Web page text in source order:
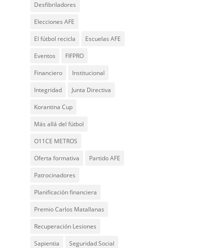
Desfibriladores
Elecciones AFE
El fútbol recicla Escuelas AFE
Eventos FIFPRO
Financiero Institucional
Integridad Junta Directiva
Korantina Cup
Más allá del fútbol
O11CE METROS
Oferta formativa Partido AFE
Patrocinadores
Planificación financiera
Premio Carlos Matallanas
Recuperación Lesiones
Sapientia Seguridad Social